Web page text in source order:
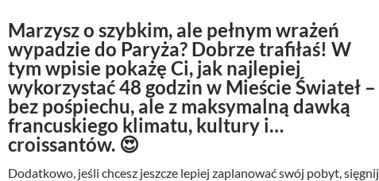
Marzysz o szybkim, ale pełnym wrażeń
wypadzie do Paryża? Dobrze trafiłaś! W
tym wpisie pokażę Ci, jak najlepiej
wykorzystać 48 godzin w Mieście Świateł –
bez pośpiechu, ale z maksymalną dawką
francuskiego klimatu, kultury i…
croissantów. 😍
Dodatkowo, jeśli chcesz jeszcze lepiej zaplanować swój pobyt, sięgnij